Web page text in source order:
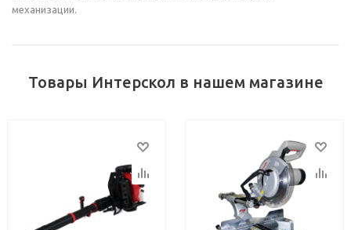
механизации.
Товары Интерскол в нашем магазине